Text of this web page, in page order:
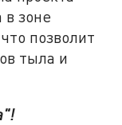
зоне
позволит
тыла и
!